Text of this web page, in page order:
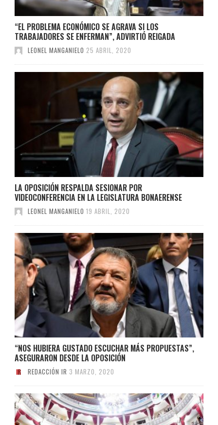
“EL PROBLEMA ECONÓMICO SE AGRAVA SI LOS
TRABAJADORES SE ENFERMAN”, ADVIRTIÓ REIGADA
LEONEL MANGANIELO 25 ABRIL, 2020
LA OPOSICIÓN RESPALDA SESIONAR POR
VIDEOCONFERENCIA EN LA LEGISLATURA BONAERENSE
LEONEL MANGANIELO 19 ABRIL, 2020
“NOS HUBIERA GUSTADO ESCUCHAR MÁS PROPUESTAS”,
ASEGURARON DESDE LA OPOSICIÓN
REDACCIÓN IR 3 MARZO, 2020